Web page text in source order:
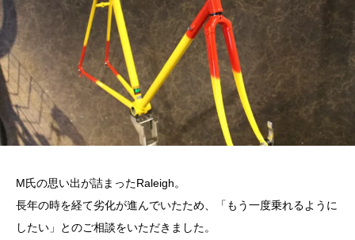
M氏の思い出が詰まったRaleigh。
長年の時を経て劣化が進んでいたため、「もう一度乗れるように
したい」とのご相談をいただきました。